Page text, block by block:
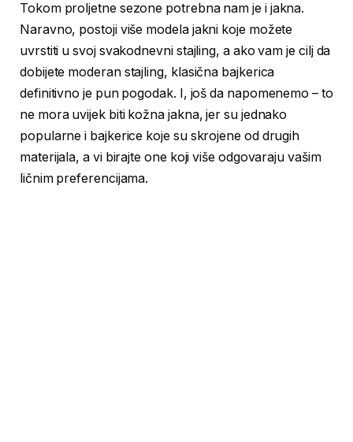
Tokom proljetne sezone potrebna nam je i jakna.
Naravno, postoji više modela jakni koje možete
uvrstiti u svoj svakodnevni stajling, a ako vam je cilj da
dobijete moderan stajling, klasična bajkerica
definitivno je pun pogodak. I, još da napomenemo – to
ne mora uvijek biti kožna jakna, jer su jednako
popularne i bajkerice koje su skrojene od drugih
materijala, a vi birajte one koji više odgovaraju vašim
ličnim preferencijama.